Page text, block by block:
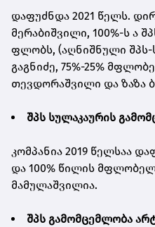
დაფუძნდა 2021 წელს.
მერაბიშვილი, 100%-ს ა
ფლობს, (აღნიშნული
გაგნიძე, 75%-25%
თევდორაშვილი და ზაზა
შპს სულაკაურის
კომპანია 2019 წელსაა
და 100% წილის
მამულაშვილია.
შპს გამომცემლობა